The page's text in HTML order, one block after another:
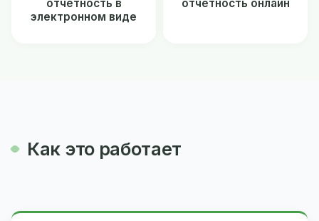
отчётность в
электронном виде
отчётность онлайн
Как это работает